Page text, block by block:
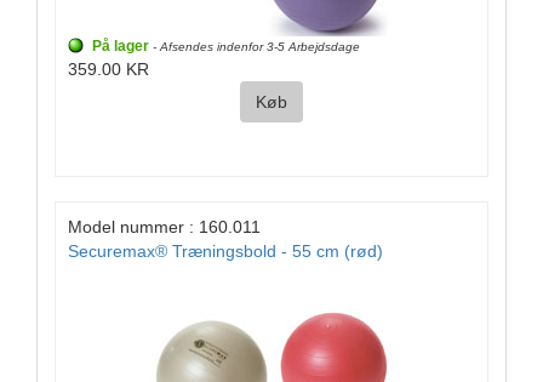
På lager - Afsendes indenfor 3-5 Arbejdsdage
359.00 KR
Køb
Model nummer : 160.011
Securemax® Træningsbold - 55 cm (rød)